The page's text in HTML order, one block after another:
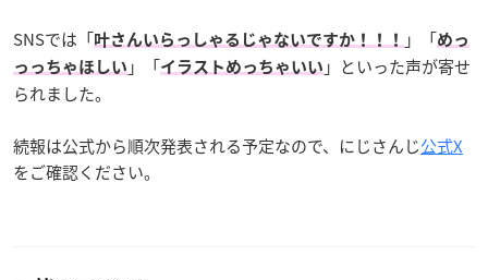
SNSでは「叶さんいらっしゃるじゃないですか！！！ 」「めっ
っっちゃほしい 」「イラストめっちゃいい 」といった声が寄せ
られました。
続報は公式から順次発表される予定なので、にじさんじ公式X
をご確認ください。